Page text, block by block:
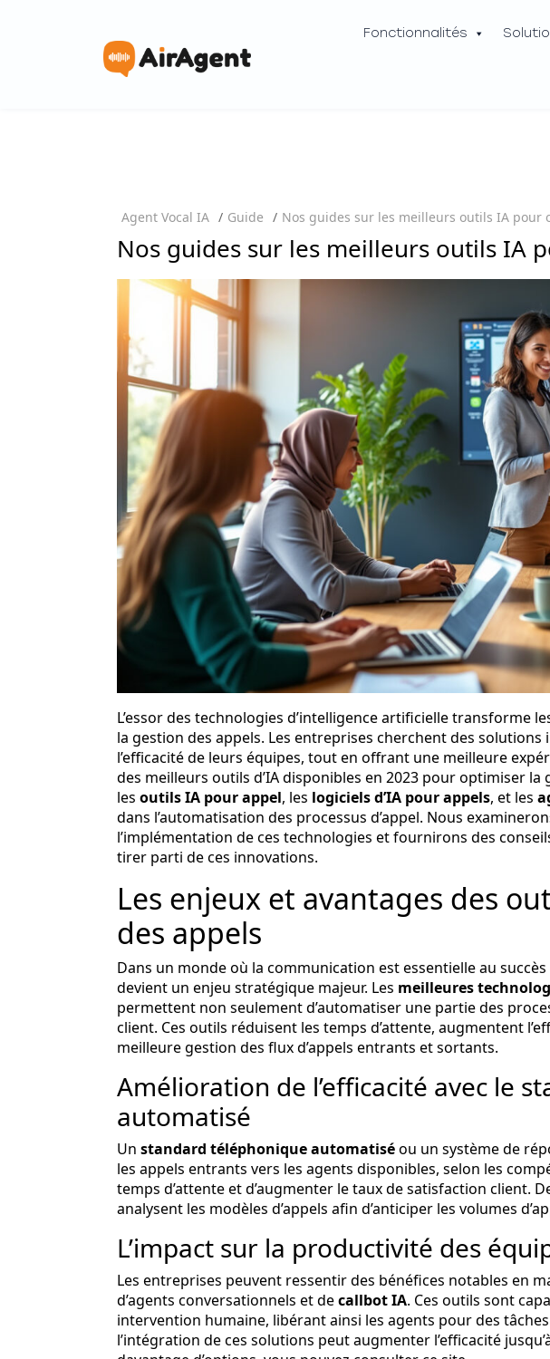
Fonctionnalités
Agent Vocal IA / Guide / Nos guides sur les meilleurs outils IA pour
Nos guides sur les meilleurs outils IA
L’essor des technologies d’intelligence artificielle transforme
la gestion des appels. Les entreprises cherchent des
l’efficacité de leurs équipes, tout en offrant une meilleure
des meilleurs outils d’IA disponibles en 2023 pour optimiser
les outils IA pour appel, les logiciels d’IA pour appels, et les
dans l’automatisation des processus d’appel. Nous
l’implémentation de ces technologies et fournirons des
tirer parti de ces innovations.
Les enjeux et avantages des
des appels
Dans un monde où la communication est essentielle au
devient un enjeu stratégique majeur. Les meilleures
permettent non seulement d’automatiser une partie des
client. Ces outils réduisent les temps d’attente, augmentent
meilleure gestion des flux d’appels entrants et sortants.
Amélioration de l’efficacité avec le
automatisé
Un standard téléphonique automatiséou un système de
les appels entrants vers les agents disponibles, selon les
temps d’attente et d’augmenter le taux de satisfaction client.
analysent les modèles d’appels afin d’anticiper les volumes
L’impact sur la productivité des
Les entreprises peuvent ressentir des bénéfices notables en
d’agents conversationnels et decallbot IA. Ces outils sont
intervention humaine, libérant ainsi les agents pour des
l’intégration de ces solutions peut augmenter l’efficacité